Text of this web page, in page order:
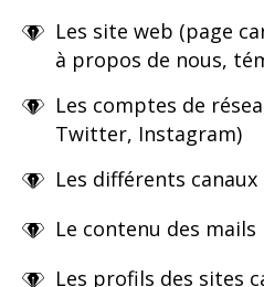
Les site web (page
à propos de nous,
Les comptes de
Twitter, Instagram)
Les différents
Le contenu des mails
Les profils des sites